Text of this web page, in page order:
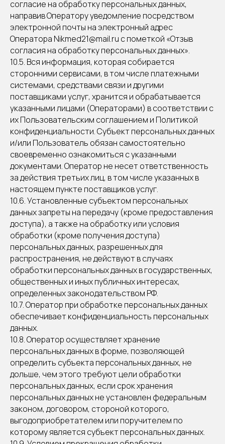
согласие на обработку персональных данных,
направив Оператору уведомление посредством
электронной почты на электронный адрес
Оператора Nikmed21@mail.ru с пометкой «Отзыв
согласия на обработку персональных данных».
10.5. Вся информация, которая собирается
сторонними сервисами, в том числе платежными
системами, средствами связи и другими
поставщиками услуг, хранится и обрабатывается
указанными лицами (Операторами) в соответствии с
их Пользовательским соглашением и Политикой
конфиденциальности. Субъект персональных данных
и/или Пользователь обязан самостоятельно
своевременно ознакомиться с указанными
документами. Оператор не несет ответственность
за действия третьих лиц, в том числе указанных в
настоящем пункте поставщиков услуг.
10.6. Установленные субъектом персональных
данных запреты на передачу (кроме предоставления
доступа), а также на обработку или условия
обработки (кроме получения доступа)
персональных данных, разрешенных для
распространения, не действуют в случаях
обработки персональных данных в государственных,
общественных и иных публичных интересах,
определенных законодательством РФ.
10.7. Оператор при обработке персональных данных
обеспечивает конфиденциальность персональных
данных.
10.8. Оператор осуществляет хранение
персональных данных в форме, позволяющей
определить субъекта персональных данных, не
дольше, чем этого требуют цели обработки
персональных данных, если срок хранения
персональных данных не установлен федеральным
законом, договором, стороной которого,
выгодоприобретателем или поручителем по
которому является субъект персональных данных.